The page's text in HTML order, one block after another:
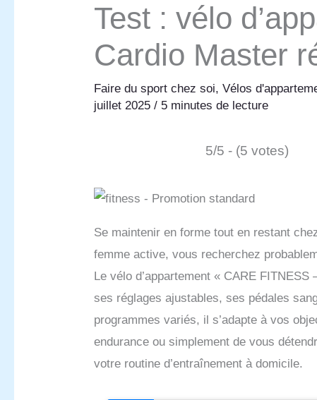
Test : vélo
Cardio Master
Faire du sport chez soi,Vélos
juillet 2025/ 5 minutes de lecture
5/5 - (5 votes)
Se maintenir en forme tout en restant
femme active, vous recherchez
Le vélo d’appartement « CARE
ses réglages ajustables, ses pédales
programmes variés, il s’adapte à vos
endurance ou simplement de vous
votre routine d’entraînement à domicile.